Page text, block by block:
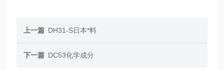
上一篇 DH31-S日本*料
下一篇 DC53化学成分